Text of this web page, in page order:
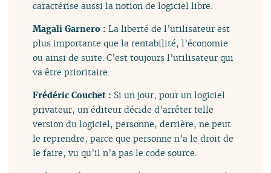
caractérise aussi la notion de logiciel libre.
Magali Garnero :La liberté de l’utilisateur est
plus importante que la rentabilité, l’économie
ou ainsi de suite. C’est toujours l’utilisateur qui
va être prioritaire.
Frédéric Couchet : Si un jour, pour un logiciel
privateur, un éditeur décide d’arrêter telle
version du logiciel, personne, derrière, ne peut
le reprendre, parce que personne n’a le droit de
le faire, vu qu’il n’a pas le code source.